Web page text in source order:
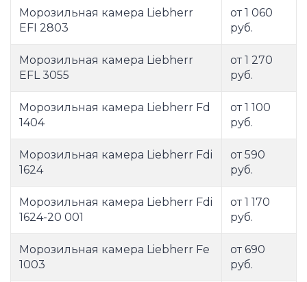
Морозильная камера Liebherr
EFI 2803
от 1 060
руб.
Морозильная камера Liebherr
EFL 3055
от 1 270
руб.
Морозильная камера Liebherr Fd
1404
от 1 100
руб.
Морозильная камера Liebherr Fdi
1624
от 590
руб.
Морозильная камера Liebherr Fdi
1624-20 001
от 1 170
руб.
Морозильная камера Liebherr Fe
1003
от 690
руб.